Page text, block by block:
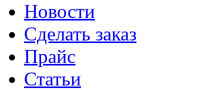
Новости
Сделать заказ
Прайс
Статьи